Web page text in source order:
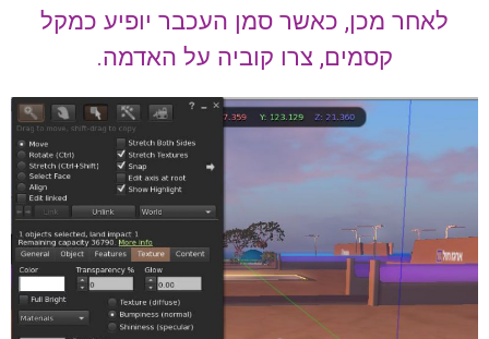
לאחר מכן, כאשר סמן העכבר יופיע כמקל
קסמים, צרו קוביה על האדמה.